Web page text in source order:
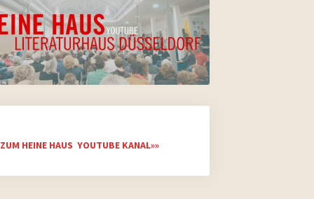
ZUM HEINE HAUS YOUTUBE KANAL»»